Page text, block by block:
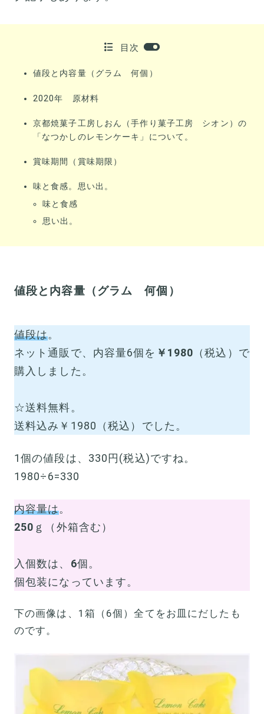
目次
値段と内容量（グラム 何個）
2020年 原材料
京都焼菓子工房しおん（手作り菓子工房 シオン）の
「なつかしのレモンケーキ」について。
賞味期間（賞味期限）
味と食感。思い出。
味と食感
思い出。
値段と内容量（グラム 何個）
値段は。
ネット通販で、内容量6個を ￥1980 （税込）で
購入しました。
☆送料無料。
送料込み￥1980（税込）でした。
1個の値段は、330円(税込)ですね。
1980÷6=330
内容量は。
250 ｇ（外箱含む）
入個数は、 6個。
個包装になっています。
下の画像は、1箱（6個）全てをお皿にだしたも
のです。